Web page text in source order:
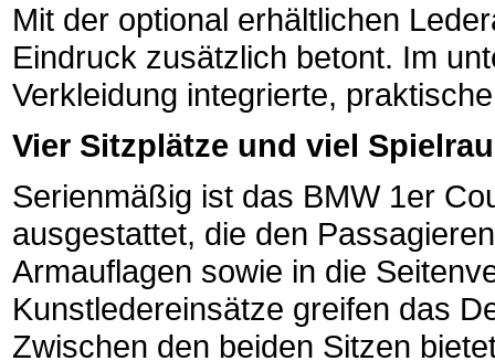
Mit der optional erhältlichen
Eindruck zusätzlich betont. Im
Verkleidung integrierte,
Vier Sitzplätze und viel
Serienmäßig ist das BMW 1er
ausgestattet, die den
Armauflagen sowie in die
Kunstledereinsätze greifen das
Zwischen den beiden Sitzen